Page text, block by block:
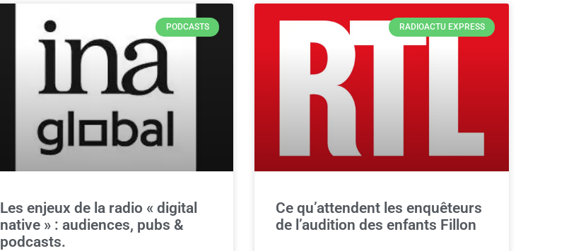
PODCASTS
Les enjeux de la radio « digital
native » : audiences, pubs &
podcasts.
RADIOACTU EXPRESS
Ce qu’attendent les enquêteurs
de l’audition des enfants Fillon